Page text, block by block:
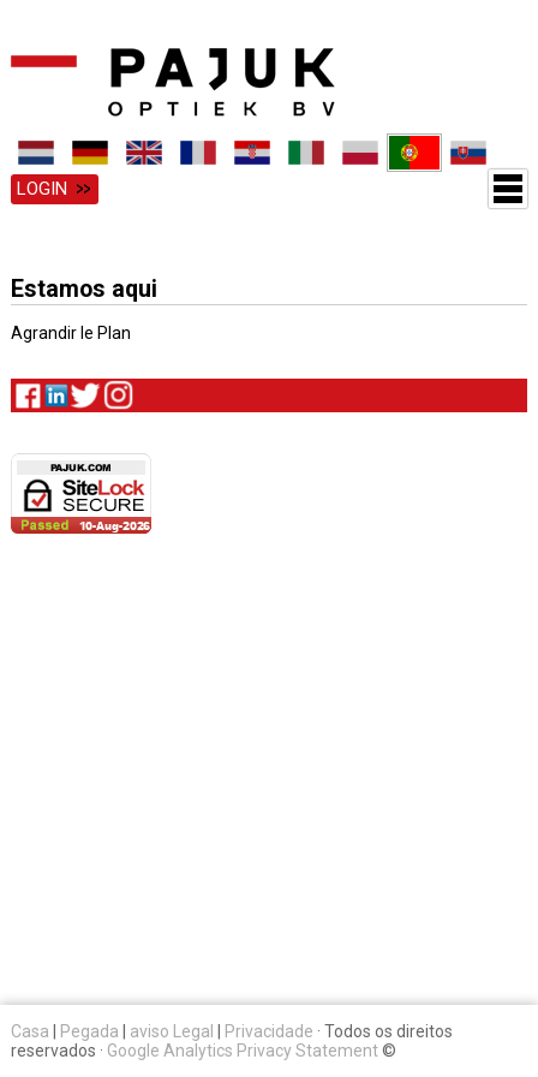
LOGIN
Estamos aqui
Agrandir le Plan
Casa Pegada aviso Legal Privacidade · Todos os direitos
reservados · Google Analytics Privacy Statement©